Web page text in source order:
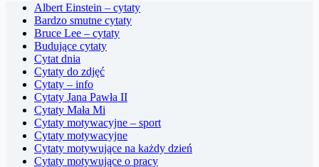
Albert Einstein – cytaty
Bardzo smutne cytaty
Bruce Lee – cytaty
Budujące cytaty
Cytat dnia
Cytaty do zdjęć
Cytaty – info
Cytaty Jana Pawła II
Cytaty Mała Mi
Cytaty motywacyjne – sport
Cytaty motywacyjne
Cytaty motywujące na każdy dzień
Cytaty motywujące o pracy